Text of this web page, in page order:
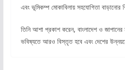
এবং ভূমিকম্প মোকাবিলায় সহযোগিতা বাড়ানোর
তিনি আশা প্রকাশ করেন, বাংলাদেশ ও
ভবিষ্যতে আরও বিস্তৃত হবে এবং দেশের